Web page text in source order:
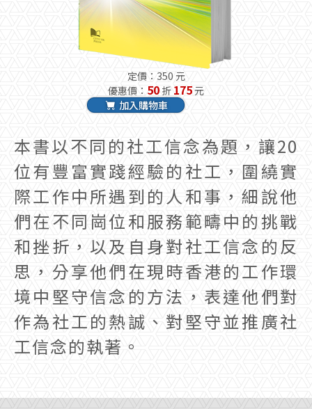
定價：350 元
優惠價： 50 折 175元
加入購物車
本書以不同的社工信念為題，讓20
位有豐富實踐經驗的社工，圍繞實
際工作中所遇到的人和事，細說他
們在不同崗位和服務範疇中的挑戰
和挫折，以及自身對社工信念的反
思，分享他們在現時香港的工作環
境中堅守信念的方法，表達他們對
作為社工的熱誠、對堅守並推廣社
工信念的執著。